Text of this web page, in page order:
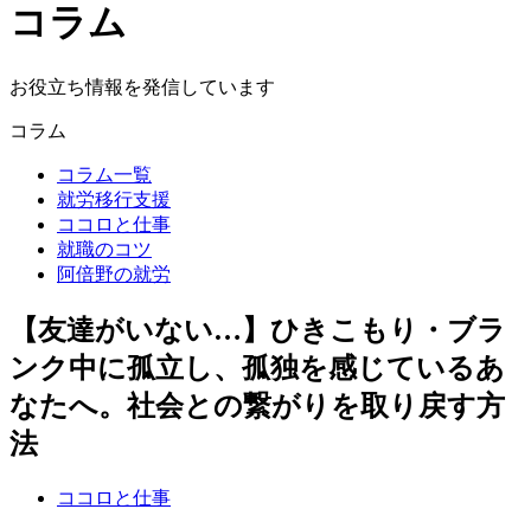
ー
を
閉
す
る
コラム
お役立ち情報を発信しています
コラム
コラム一覧
就労移行支援
ココロと仕事
就職のコツ
阿倍野の就労
【友達がいない…】ひきこもり・ブラ
ンク中に孤立し、孤独を感じているあ
なたへ。社会との繋がりを取り戻す方
法
ココロと仕事